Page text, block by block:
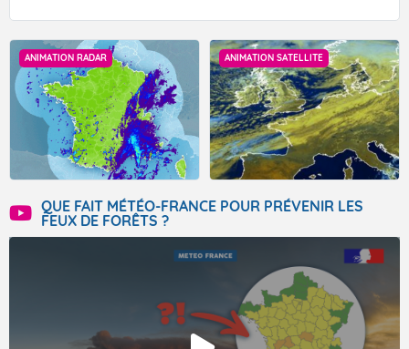
ANIMATION RADAR ANIMATION SATELLITE
QUE FAIT MÉTÉO-FRANCE POUR PRÉVENIR LES
FEUX DE FORÊTS ?